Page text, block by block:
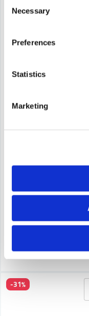
Selection
Necessary
Preferences
Statistics
Marketing
Camo Trallskruv
585 kr
-31%